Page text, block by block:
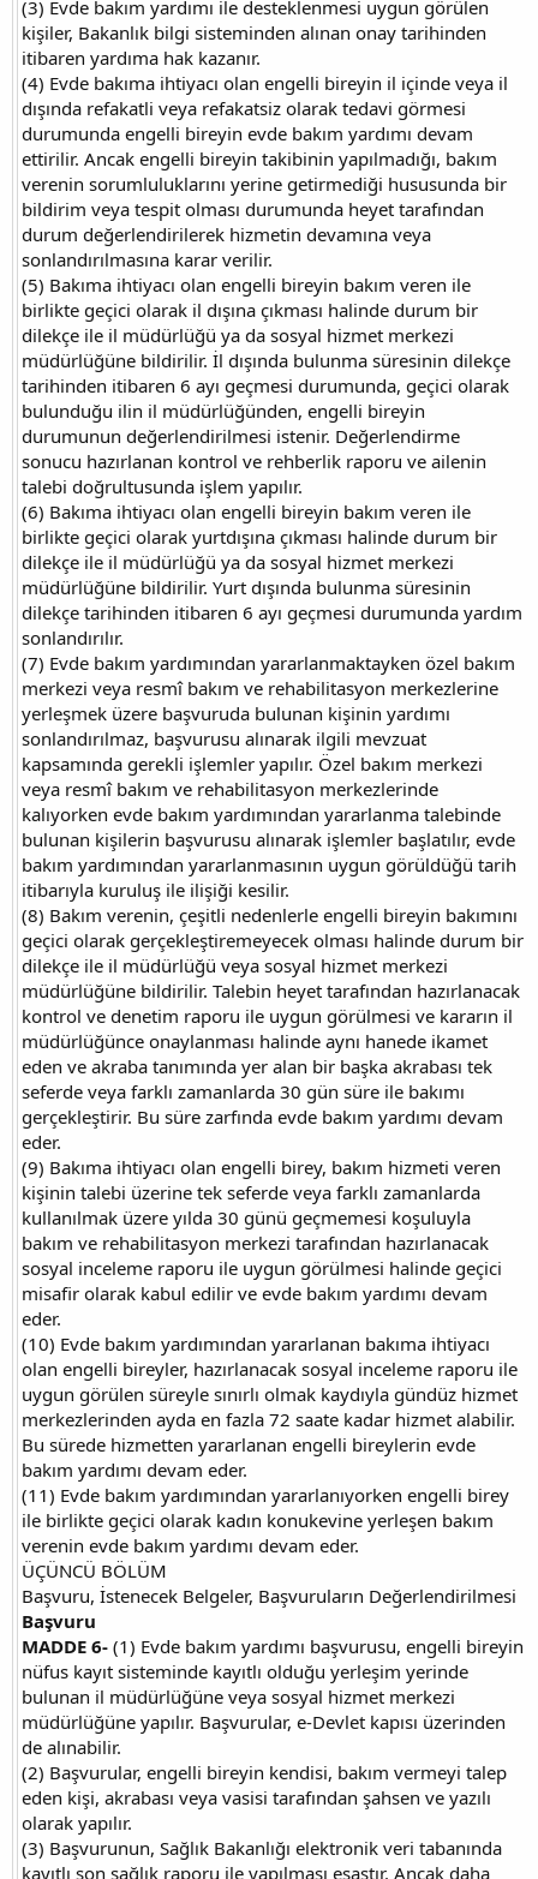
(3) Evde bakım yardımı ile desteklenmesi uygun görülen
kişiler, Bakanlık bilgi sisteminden alınan onay tarihinden
itibaren yardıma hak kazanır.
(4) Evde bakıma ihtiyacı olan engelli bireyin il içinde veya il
dışında refakatli veya refakatsiz olarak tedavi görmesi
durumunda engelli bireyin evde bakım yardımı devam
ettirilir. Ancak engelli bireyin takibinin yapılmadığı, bakım
verenin sorumluluklarını yerine getirmediği hususunda bir
bildirim veya tespit olması durumunda heyet tarafından
durum değerlendirilerek hizmetin devamına veya
sonlandırılmasına karar verilir.
(5) Bakıma ihtiyacı olan engelli bireyin bakım veren ile
birlikte geçici olarak il dışına çıkması halinde durum bir
dilekçe ile il müdürlüğü ya da sosyal hizmet merkezi
müdürlüğüne bildirilir. İl dışında bulunma süresinin dilekçe
tarihinden itibaren 6 ayı geçmesi durumunda, geçici olarak
bulunduğu ilin il müdürlüğünden, engelli bireyin
durumunun değerlendirilmesi istenir. Değerlendirme
sonucu hazırlanan kontrol ve rehberlik raporu ve ailenin
talebi doğrultusunda işlem yapılır.
(6) Bakıma ihtiyacı olan engelli bireyin bakım veren ile
birlikte geçici olarak yurtdışına çıkması halinde durum bir
dilekçe ile il müdürlüğü ya da sosyal hizmet merkezi
müdürlüğüne bildirilir. Yurt dışında bulunma süresinin
dilekçe tarihinden itibaren 6 ayı geçmesi durumunda yardım
sonlandırılır.
(7) Evde bakım yardımından yararlanmaktayken özel bakım
merkezi veya resmî bakım ve rehabilitasyon merkezlerine
yerleşmek üzere başvuruda bulunan kişinin yardımı
sonlandırılmaz, başvurusu alınarak ilgili mevzuat
kapsamında gerekli işlemler yapılır. Özel bakım merkezi
veya resmî bakım ve rehabilitasyon merkezlerinde
kalıyorken evde bakım yardımından yararlanma talebinde
bulunan kişilerin başvurusu alınarak işlemler başlatılır, evde
bakım yardımından yararlanmasının uygun görüldüğü tarih
itibarıyla kuruluş ile ilişiği kesilir.
(8) Bakım verenin, çeşitli nedenlerle engelli bireyin bakımını
geçici olarak gerçekleştiremeyecek olması halinde durum bir
dilekçe ile il müdürlüğü veya sosyal hizmet merkezi
müdürlüğüne bildirilir. Talebin heyet tarafından hazırlanacak
kontrol ve denetim raporu ile uygun görülmesi ve kararın il
müdürlüğünce onaylanması halinde aynı hanede ikamet
eden ve akraba tanımında yer alan bir başka akrabası tek
seferde veya farklı zamanlarda 30 gün süre ile bakımı
gerçekleştirir. Bu süre zarfında evde bakım yardımı devam
eder.
(9) Bakıma ihtiyacı olan engelli birey, bakım hizmeti veren
kişinin talebi üzerine tek seferde veya farklı zamanlarda
kullanılmak üzere yılda 30 günü geçmemesi koşuluyla
bakım ve rehabilitasyon merkezi tarafından hazırlanacak
sosyal inceleme raporu ile uygun görülmesi halinde geçici
misafir olarak kabul edilir ve evde bakım yardımı devam
eder.
(10) Evde bakım yardımından yararlanan bakıma ihtiyacı
olan engelli bireyler, hazırlanacak sosyal inceleme raporu ile
uygun görülen süreyle sınırlı olmak kaydıyla gündüz hizmet
merkezlerinden ayda en fazla 72 saate kadar hizmet alabilir.
Bu sürede hizmetten yararlanan engelli bireylerin evde
bakım yardımı devam eder.
(11) Evde bakım yardımından yararlanıyorken engelli birey
ile birlikte geçici olarak kadın konukevine yerleşen bakım
verenin evde bakım yardımı devam eder.
ÜÇÜNCÜ BÖLÜM
Başvuru, İstenecek Belgeler, Başvuruların Değerlendirilmesi
Başvuru
MADDE 6- (1) Evde bakım yardımı başvurusu, engelli bireyin
nüfus kayıt sisteminde kayıtlı olduğu yerleşim yerinde
bulunan il müdürlüğüne veya sosyal hizmet merkezi
müdürlüğüne yapılır. Başvurular, e-Devlet kapısı üzerinden
de alınabilir.
(2) Başvurular, engelli bireyin kendisi, bakım vermeyi talep
eden kişi, akrabası veya vasisi tarafından şahsen ve yazılı
olarak yapılır.
(3) Başvurunun, Sağlık Bakanlığı elektronik veri tabanında
kayıtlı son sağlık raporu ile yapılması esastır. Ancak daha